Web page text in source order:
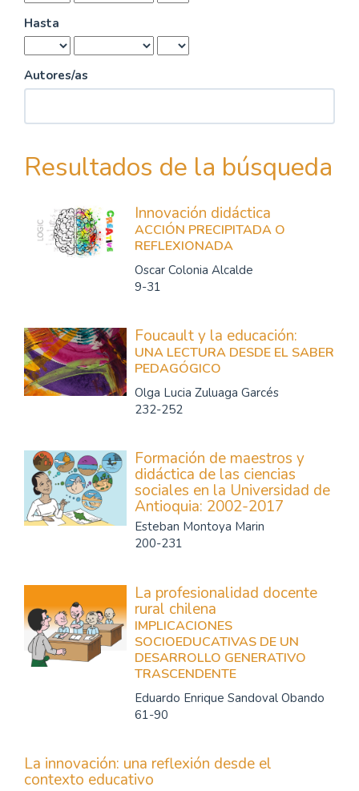
Hasta
Autores/as
Resultados de la búsqueda
Innovación didáctica
ACCIÓN PRECIPITADA O
REFLEXIONADA
Oscar Colonia Alcalde
9-31
Foucault y la educación:
UNA LECTURA DESDE EL SABER
PEDAGÓGICO
Olga Lucia Zuluaga Garcés
232-252
Formación de maestros y
didáctica de las ciencias
sociales en la Universidad de
Antioquia: 2002-2017
Esteban Montoya Marin
200-231
La profesionalidad docente
rural chilena
IMPLICACIONES
SOCIOEDUCATIVAS DE UN
DESARROLLO GENERATIVO
TRASCENDENTE
Eduardo Enrique Sandoval Obando
61-90
La innovación: una reflexión desde el
contexto educativo